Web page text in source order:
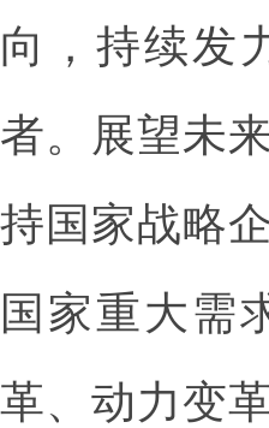
向，持续发
者。展望未
持国家战略
国家重大需
革、动力变